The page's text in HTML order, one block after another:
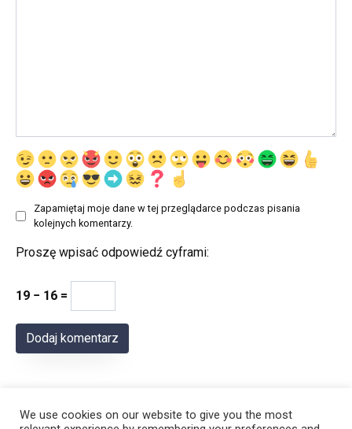
Zapamiętaj moje dane w tej przeglądarce podczas pisania
kolejnych komentarzy.
Proszę wpisać odpowiedź cyframi:
19 − 16 =
We use cookies on our website to give you the most